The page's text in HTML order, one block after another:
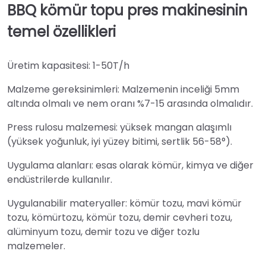
BBQ kömür topu pres makinesinin
temel özellikleri
Üretim kapasitesi: 1-50T/h
Malzeme gereksinimleri: Malzemenin inceliği 5mm
altında olmalı ve nem oranı %7-15 arasında olmalıdır.
Press rulosu malzemesi: yüksek mangan alaşımlı
(yüksek yoğunluk, iyi yüzey bitimi, sertlik 56-58°).
Uygulama alanları: esas olarak kömür, kimya ve diğer
endüstrilerde kullanılır.
Uygulanabilir materyaller: kömür tozu, mavi kömür
tozu, kömürtozu, kömür tozu, demir cevheri tozu,
alüminyum tozu, demir tozu ve diğer tozlu
malzemeler.